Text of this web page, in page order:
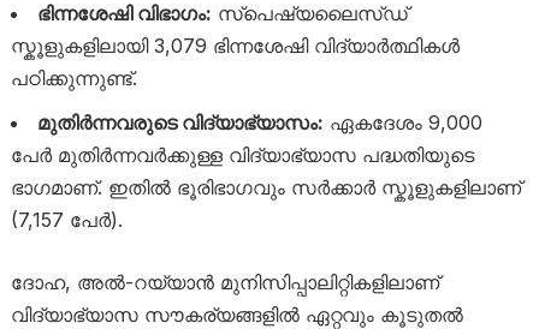
ഭിന്നശേഷി വിഭാഗം: സ്പെഷ്യലൈസ്ഡ്
സ്കൂളുകളിലായി 3,079 ഭിന്നശേഷി വിദ്യാർത്ഥികൾ
പഠിക്കുന്നുണ്ട്.
മുതിർന്നവരുടെ വിദ്യാഭ്യാസം: ഏകദേശം 9,000
പേർ മുതിർന്നവർക്കുള്ള വിദ്യാഭ്യാസ പദ്ധതിയുടെ
ഭാഗമാണ്. ഇതിൽ ഭൂരിഭാഗവും സർക്കാർ സ്കൂളുകളിലാണ്
(7,157 പേർ).
ദോഹ, അൽ-റയ്യാൻ മുനിസിപ്പാലിറ്റികളിലാണ്
വിദ്യാഭ്യാസ സൗകര്യങ്ങളിൽ ഏറ്റവും കൂടുതൽ